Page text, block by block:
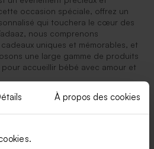
À propos des cookies
occasion spéciale, offrez un
qui touchera le cœur des
nous comprenons
uniques et mémorables, et
une large gamme de produits
accueillir bébé avec amour et
personnalisé à vos
parents. Et oui ce n’est pas rien